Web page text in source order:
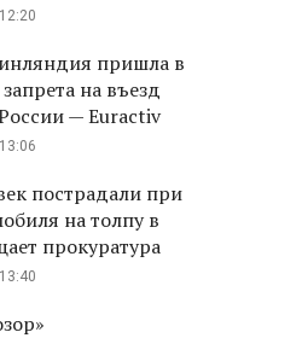
пришла в
на въезд
— Euractiv
пострадали при
на толпу в
прокуратура